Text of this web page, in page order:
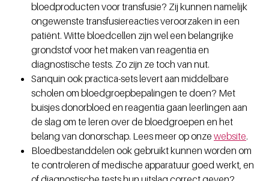
bloedproducten voor transfusie? Zij kunnen namelijk
ongewenste transfusiereacties veroorzaken in een
patiënt. Witte bloedcellen zijn wel een belangrijke
grondstof voor het maken van reagentia en
diagnostische tests. Zo zijn ze toch van nut.
Sanquin ook practica-sets levert aan middelbare
scholen om bloedgroepbepalingen te doen? Met
buisjes donorbloed en reagentia gaan leerlingen aan
de slag om te leren over de bloedgroepen en het
belang van donorschap. Lees meer op onze website.
Bloedbestanddelen ook gebruikt kunnen worden om
te controleren of medische apparatuur goed werkt, en